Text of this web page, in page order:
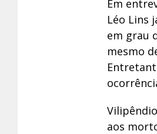
Em
Léo Lins
em grau
mesmo
aos